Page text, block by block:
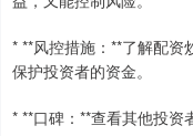
* **风控措施：**了解配资
保护投资者的资金。
* **口碑：**查看其他投